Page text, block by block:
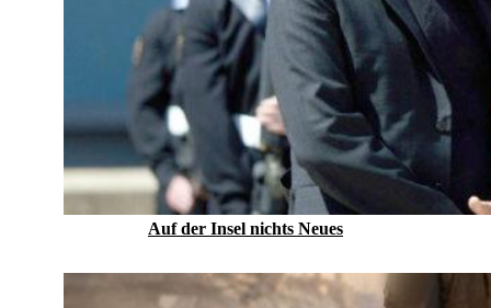
Auf der Insel nichts Neues